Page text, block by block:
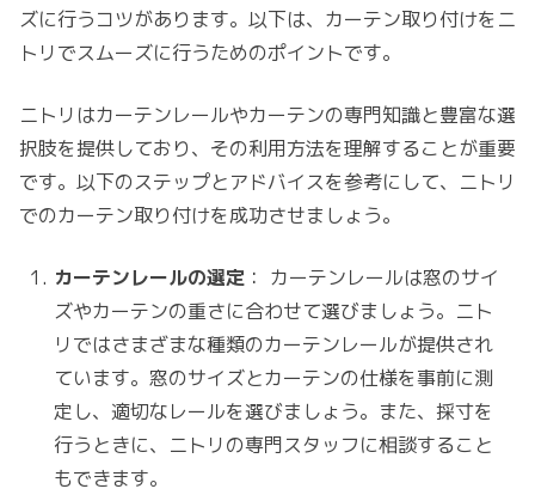
ズに行うコツがあります。以下は、カーテン取り付けをニ
トリでスムーズに行うためのポイントです。
ニトリはカーテンレールやカーテンの専門知識と豊富な選
択肢を提供しており、その利用方法を理解することが重要
です。以下のステップとアドバイスを参考にして、ニトリ
でのカーテン取り付けを成功させましょう。
カーテンレールの選定 ： カーテンレールは窓のサイ
ズやカーテンの重さに合わせて選びましょう。ニト
リではさまざまな種類のカーテンレールが提供され
ています。窓のサイズとカーテンの仕様を事前に測
定し、適切なレールを選びましょう。また、採寸を
行うときに、ニトリの専門スタッフに相談すること
もできます。